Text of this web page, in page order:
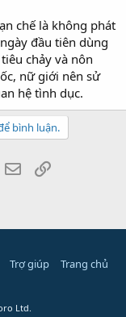
chế là không phát
đầu tiên dùng
chảy và nôn
nữ giới nên sử
hệ tình dục.
bình luận.
WhatsApp
Email
Trợ giúp Trang chủ
Ltd.